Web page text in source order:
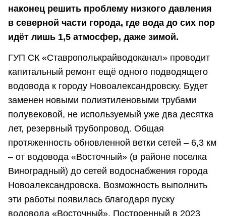
наконец решить проблему низкого давления
в северной части города, где вода до сих пор
идёт лишь 1,5 атмосфер, даже зимой.
ГУП СК «Ставрополькрайводоканал» проводит
капитальный ремонт ещё одного подводящего
водовода к городу Новоалександровску. Будет
заменен новыми полиэтиленовыми трубами
полувековой, не используемый уже два десятка
лет, резервный трубопровод. Общая
протяженность обновленной ветки сетей – 6,3 км
– от водовода «Восточный» (в районе поселка
Виноградный) до сетей водоснабжения города
Новоалександровска. Возможность выполнить
эти работы появилась благодаря пуску
водовода «Восточный». Построенный в 2023